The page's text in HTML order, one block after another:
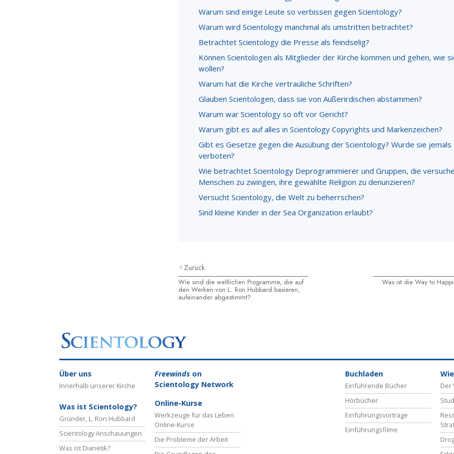
Warum sind einige Leute so verbissen gegen Scientology?
Warum wird Scientology manchmal als umstritten betrachtet?
Betrachtet Scientology die Presse als feindselig?
Können Scientologen als Mitglieder der Kirche kommen und gehen, wie
wollen?
Warum hat die Kirche vertrauliche Schriften?
Glauben Scientologen, dass sie von Außerirdischen abstammen?
Warum war Scientology so oft vor Gericht?
Warum gibt es auf alles in Scientology Copyrights und Markenzeichen?
Gibt es Gesetze gegen die Ausübung der Scientology? Wurde sie jemals
verboten?
Wie betrachtet Scientology Deprogrammierer und Gruppen, die
Menschen zu zwingen, ihre gewählte Religion zu denunzieren?
Versucht Scientology, die Welt zu beherrschen?
Sind kleine Kinder in der Sea Organization erlaubt?
Zurück
Wie sind die weltlichen Programme, die auf
den Werken von L. Ron Hubbard basieren,
aufeinander abgestimmt?
Was ist die Way to
Über uns
Innerhalb unserer Kirche
Was ist Scientology?
Gründer, L. Ron Hubbard
Scientology Anschauungen
Was ist Dianetik?
Freewinds on
Scientology Network
Online-Kurse
Werkzeuge für das Leben
Online-Kurse
Die Probleme der Arbeit
Buchladen
Einführende Bücher
Hörbücher
Einführungsvorträge
Einführungsfilme
Der